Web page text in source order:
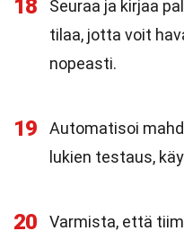
18
Seuraa ja kirjaa
tilaa, jotta voit
nopeasti.
19
Automatisoi
lukien testaus,
20
Varmista, että